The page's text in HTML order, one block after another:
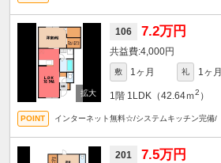
106 7.2万円
4,000円
敷 1ヶ月 礼 1ヶ月
1階 1LDK（42.64ｍ2 ）
インターネット無料☆/システムキッチン完備/
201 7.5万円